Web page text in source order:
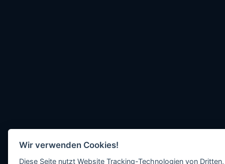
Wir verwenden Cookies!
Diese Seite nutzt Website Tracking-Technologien von